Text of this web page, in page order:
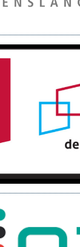
für den BGC
Austausch im Kino